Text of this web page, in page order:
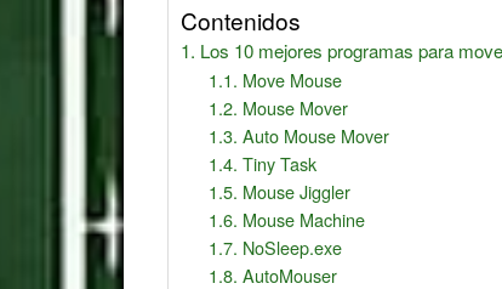
Contenidos
Los 10 mejores programas para
Move Mouse
Mouse Mover
Auto Mouse Mover
Tiny Task
Mouse Jiggler
Mouse Machine
NoSleep.exe
AutoMouser